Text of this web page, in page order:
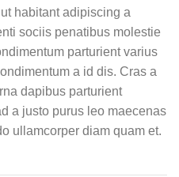
habitant adipiscing a
sociis penatibus molestie
parturient varius
a id dis. Cras a
dapibus parturient
a justo purus leo maecenas
ullamcorper diam quam et.